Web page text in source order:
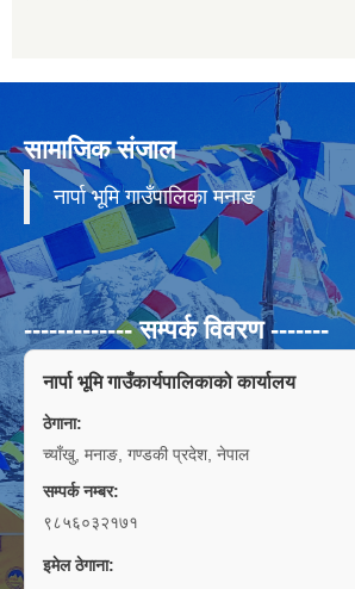
सामाजिक संजाल
नार्पा भूमि गाउँपालिका मनाङ
------------- सम्पर्क विवरण -------
नार्पा भूमि गाउँकार्यपालिकाको कार्यालय
ठेगाना:
च्याँखु, मनाङ, गण्डकी प्रदेश, नेपाल
सम्पर्क नम्बर:
९८५६०३२१७१
इमेल ठेगाना: